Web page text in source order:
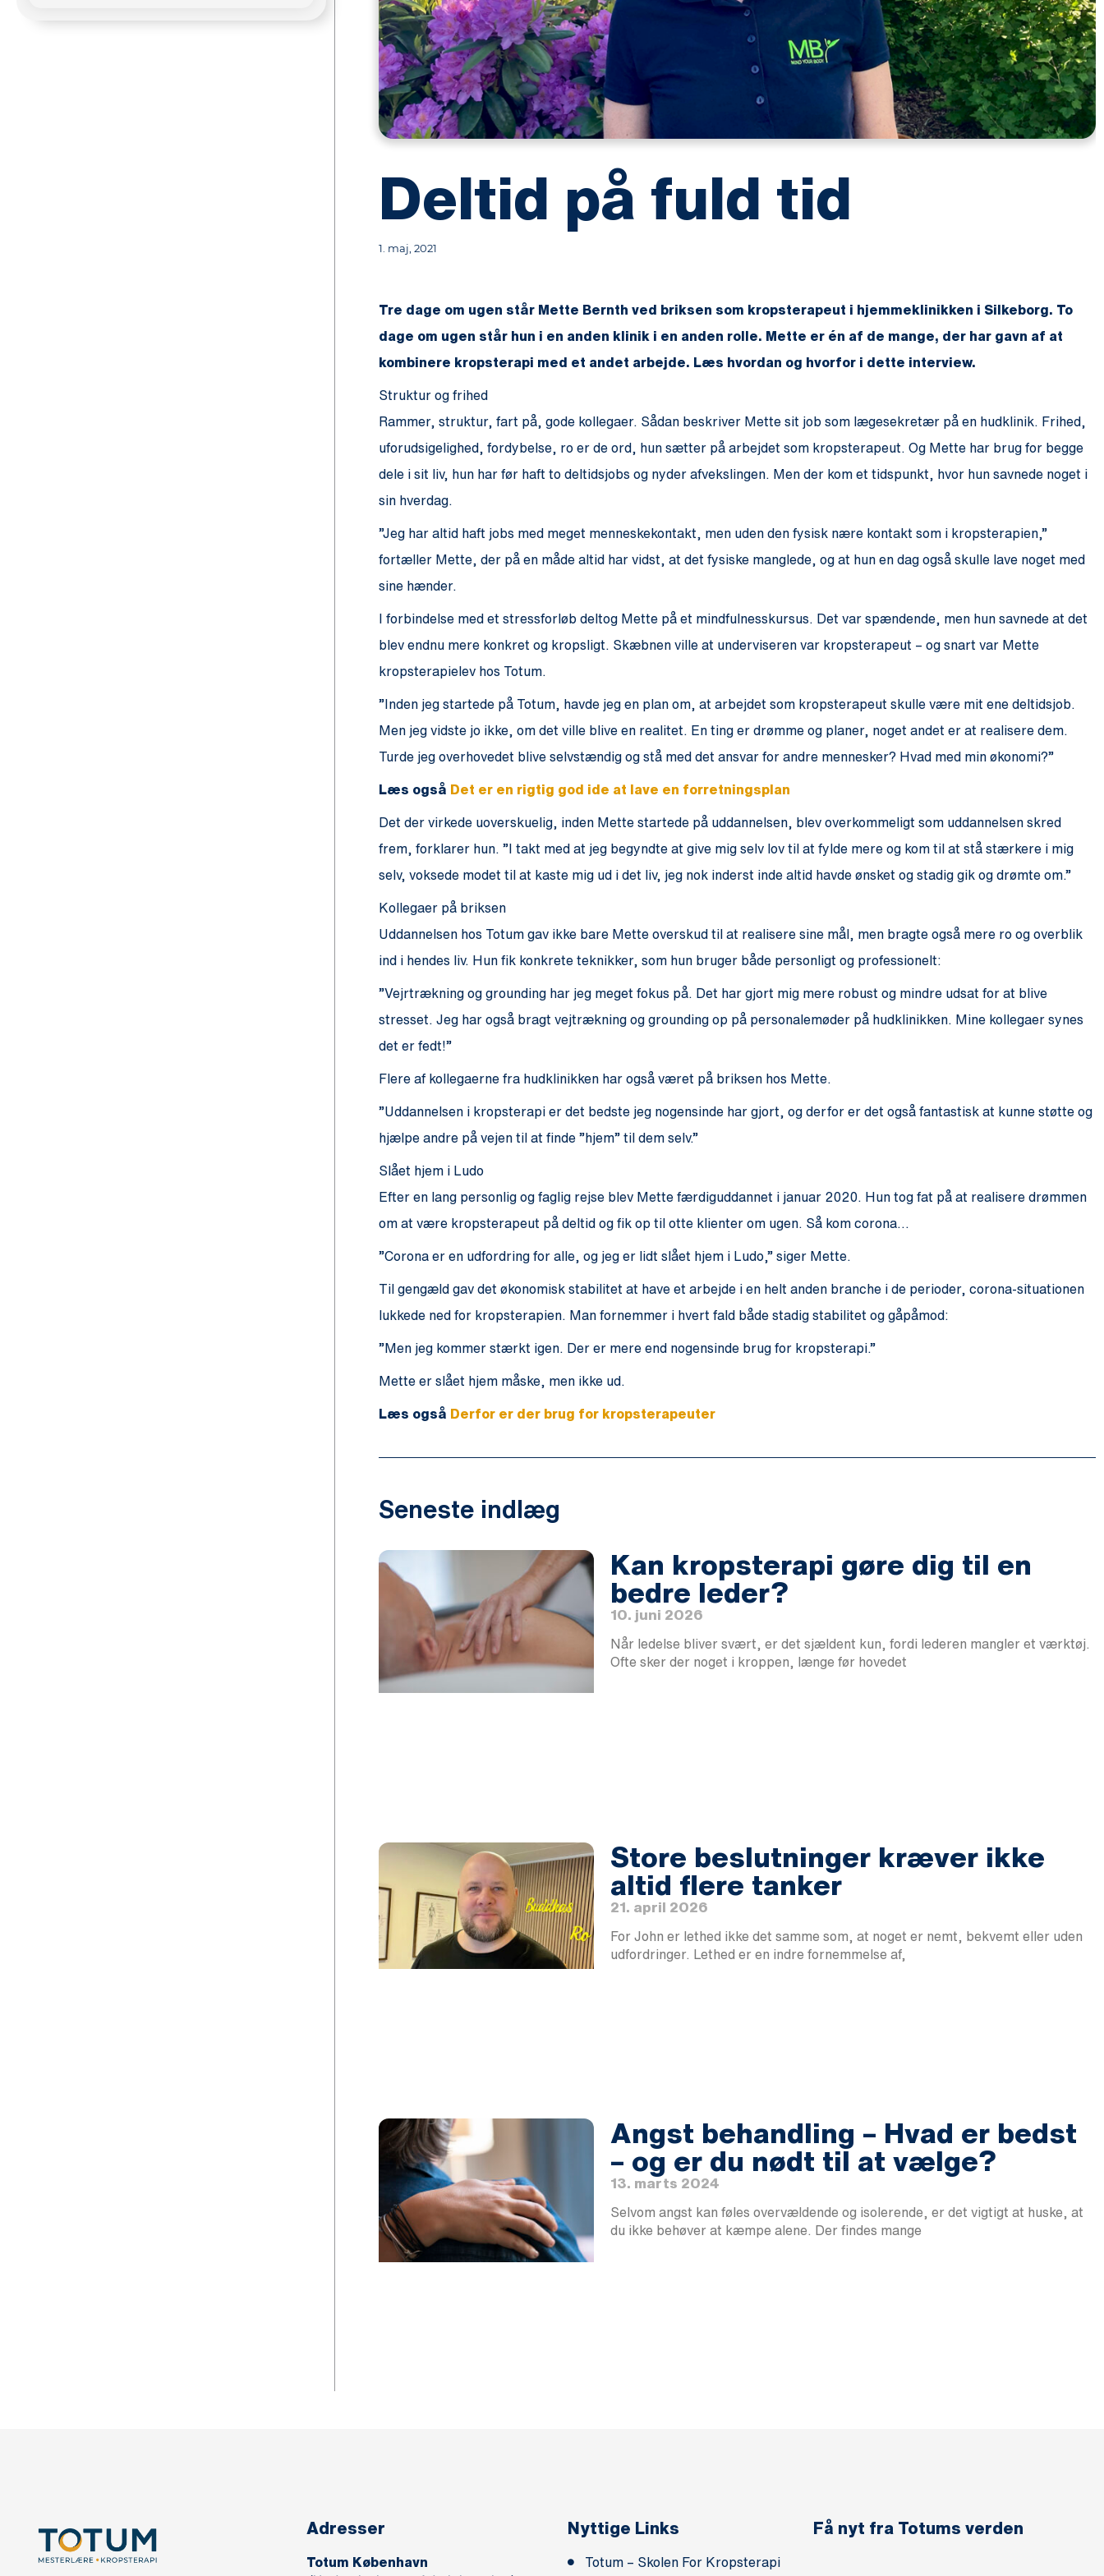
Deltid på fuld tid
1. maj, 2021
Tre dage om ugen står Mette Bernth ved briksen som kropsterapeut i hjemmeklinikken i Silkeborg. To
dage om ugen står hun i en anden klinik i en anden rolle. Mette er én af de mange, der har gavn af at
kombinere kropsterapi med et andet arbejde. Læs hvordan og hvorfor i dette interview.
Struktur og frihed
Rammer, struktur, fart på, gode kollegaer. Sådan beskriver Mette sit job som lægesekretær på en hudklinik. Frihed,
uforudsigelighed, fordybelse, ro er de ord, hun sætter på arbejdet som kropsterapeut. Og Mette har brug for begge
dele i sit liv, hun har før haft to deltidsjobs og nyder afvekslingen. Men der kom et tidspunkt, hvor hun savnede noget i
sin hverdag.
”Jeg har altid haft jobs med meget menneskekontakt, men uden den fysisk nære kontakt som i kropsterapien,”
fortæller Mette, der på en måde altid har vidst, at det fysiske manglede, og at hun en dag også skulle lave noget med
sine hænder.
I forbindelse med et stressforløb deltog Mette på et mindfulnesskursus. Det var spændende, men hun savnede at det
blev endnu mere konkret og kropsligt. Skæbnen ville at underviseren var kropsterapeut – og snart var Mette
kropsterapielev hos Totum.
”Inden jeg startede på Totum, havde jeg en plan om, at arbejdet som kropsterapeut skulle være mit ene deltidsjob.
Men jeg vidste jo ikke, om det ville blive en realitet. En ting er drømme og planer, noget andet er at realisere dem.
Turde jeg overhovedet blive selvstændig og stå med det ansvar for andre mennesker? Hvad med min økonomi?”
Læs også Det er en rigtig god ide at lave en forretningsplan
Det der virkede uoverskuelig, inden Mette startede på uddannelsen, blev overkommeligt som uddannelsen skred
frem, forklarer hun. ”I takt med at jeg begyndte at give mig selv lov til at fylde mere og kom til at stå stærkere i mig
selv, voksede modet til at kaste mig ud i det liv, jeg nok inderst inde altid havde ønsket og stadig gik og drømte om.”
Kollegaer på briksen
Uddannelsen hos Totum gav ikke bare Mette overskud til at realisere sine mål, men bragte også mere ro og overblik
ind i hendes liv. Hun fik konkrete teknikker, som hun bruger både personligt og professionelt:
”Vejrtrækning og grounding har jeg meget fokus på. Det har gjort mig mere robust og mindre udsat for at blive
stresset. Jeg har også bragt vejtrækning og grounding op på personalemøder på hudklinikken. Mine kollegaer synes
det er fedt!”
Flere af kollegaerne fra hudklinikken har også været på briksen hos Mette.
”Uddannelsen i kropsterapi er det bedste jeg nogensinde har gjort, og derfor er det også fantastisk at kunne støtte og
hjælpe andre på vejen til at finde ”hjem” til dem selv.”
Slået hjem i Ludo
Efter en lang personlig og faglig rejse blev Mette færdiguddannet i januar 2020. Hun tog fat på at realisere drømmen
om at være kropsterapeut på deltid og fik op til otte klienter om ugen. Så kom corona…
”Corona er en udfordring for alle, og jeg er lidt slået hjem i Ludo,” siger Mette.
Til gengæld gav det økonomisk stabilitet at have et arbejde i en helt anden branche i de perioder, corona-situationen
lukkede ned for kropsterapien. Man fornemmer i hvert fald både stadig stabilitet og gåpåmod:
”Men jeg kommer stærkt igen. Der er mere end nogensinde brug for kropsterapi.”
Mette er slået hjem måske, men ikke ud.
Læs også Derfor er der brug for kropsterapeuter
Seneste indlæg
Kan kropsterapi gøre dig til en
bedre leder?
10. juni 2026
Når ledelse bliver svært, er det sjældent kun, fordi lederen mangler et værktøj.
Ofte sker der noget i kroppen, længe før hovedet
Store beslutninger kræver ikke
altid flere tanker
21. april 2026
For John er lethed ikke det samme som, at noget er nemt, bekvemt eller uden
udfordringer. Lethed er en indre fornemmelse af,
Angst behandling – Hvad er bedst
– og er du nødt til at vælge?
13. marts 2024
Selvom angst kan føles overvældende og isolerende, er det vigtigt at huske, at
du ikke behøver at kæmpe alene. Der findes mange
Adresser
Totum København
Nyttige Links
Totum – Skolen For Kropsterapi
Få nyt fra Totums verden